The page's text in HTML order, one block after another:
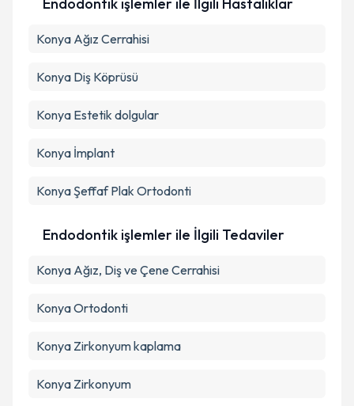
Konya Ağız Cerrahisi
Konya Diş Köprüsü
Konya Estetik dolgular
Konya İmplant
Konya Şeffaf Plak Ortodonti
Endodontik işlemler ile İlgili Tedaviler
Konya Ağız, Diş ve Çene Cerrahisi
Konya Ortodonti
Konya Zirkonyum kaplama
Konya Zirkonyum